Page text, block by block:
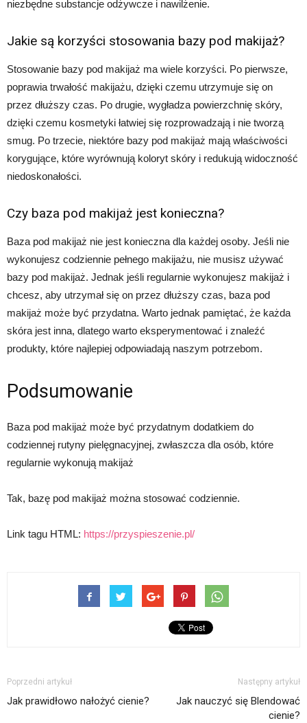
niezbędne substancje odżywcze i nawilżenie.
Jakie są korzyści stosowania bazy pod makijaż?
Stosowanie bazy pod makijaż ma wiele korzyści. Po pierwsze,
poprawia trwałość makijażu, dzięki czemu utrzymuje się on
przez dłuższy czas. Po drugie, wygładza powierzchnię skóry,
dzięki czemu kosmetyki łatwiej się rozprowadzają i nie tworzą
smug. Po trzecie, niektóre bazy pod makijaż mają właściwości
korygujące, które wyrównują koloryt skóry i redukują widoczność
niedoskonałości.
Czy baza pod makijaż jest konieczna?
Baza pod makijaż nie jest konieczna dla każdej osoby. Jeśli nie
wykonujesz codziennie pełnego makijażu, nie musisz używać
bazy pod makijaż. Jednak jeśli regularnie wykonujesz makijaż i
chcesz, aby utrzymał się on przez dłuższy czas, baza pod
makijaż może być przydatna. Warto jednak pamiętać, że każda
skóra jest inna, dlatego warto eksperymentować i znaleźć
produkty, które najlepiej odpowiadają naszym potrzebom.
Podsumowanie
Baza pod makijaż może być przydatnym dodatkiem do
codziennej rutyny pielęgnacyjnej, zwłaszcza dla osób, które
regularnie wykonują makijaż
Tak, bazę pod makijaż można stosować codziennie.
Link tagu HTML: https://przyspieszenie.pl/
Poprzedni artykuł
Jak prawidłowo nałożyć cienie?
Następny artykuł
Jak nauczyć się Blendować
cienie?